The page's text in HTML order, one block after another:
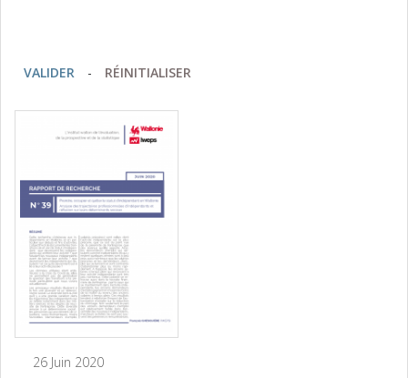
VALIDER - RÉINITIALISER
26 Juin 2020